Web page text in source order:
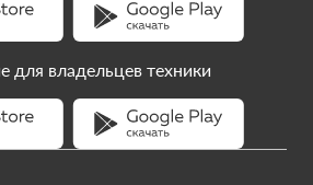
для владельцев техники